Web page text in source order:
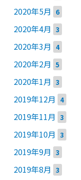
2020年5月 6
2020年4月 3
2020年3月 4
2020年2月 5
2020年1月 3
2019年12月 4
2019年11月 3
2019年10月 3
2019年9月 3
2019年8月 3